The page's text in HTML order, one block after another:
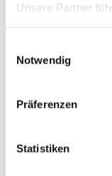
Unsere Partner
Notwendig
Präferenzen
Statistiken
Frühstückscafé